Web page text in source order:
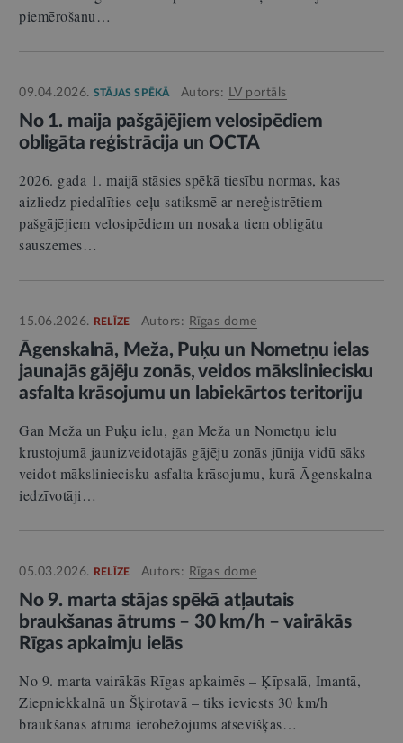
piemērošanu…
09.04.2026. STĀJAS SPĒKĀ Autors: LV portāls
No 1. maija pašgājējiem velosipēdiem
obligāta reģistrācija un OCTA
2026. gada 1. maijā stāsies spēkā tiesību normas, kas
aizliedz piedalīties ceļu satiksmē ar nereģistrētiem
pašgājējiem velosipēdiem un nosaka tiem obligātu
sauszemes…
15.06.2026. RELĪZE Autors: Rīgas dome
Āgenskalnā, Meža, Puķu un Nometņu ielas
jaunajās gājēju zonās, veidos māksliniecisku
asfalta krāsojumu un labiekārtos teritoriju
Gan Meža un Puķu ielu, gan Meža un Nometņu ielu
krustojumā jaunizveidotajās gājēju zonās jūnija vidū sāks
veidot māksliniecisku asfalta krāsojumu, kurā Āgenskalna
iedzīvotāji…
05.03.2026. RELĪZE Autors: Rīgas dome
No 9. marta stājas spēkā atļautais
braukšanas ātrums – 30 km/h – vairākās
Rīgas apkaimju ielās
No 9. marta vairākās Rīgas apkaimēs – Ķīpsalā, Imantā,
Ziepniekkalnā un Šķirotavā – tiks ieviests 30 km/h
braukšanas ātruma ierobežojums atsevišķās…